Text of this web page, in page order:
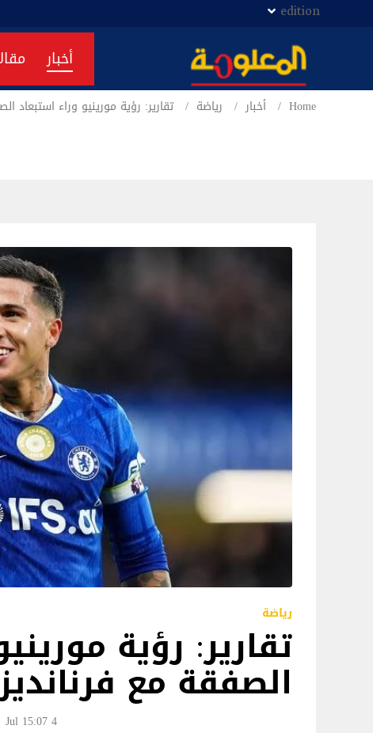
edition
أخبار
Home أخبار رياضة تقارير: رؤية مورينيو وراء استبعاد
رياضة
تقارير: رؤية
الصفقة مع
4 Jul 15:07